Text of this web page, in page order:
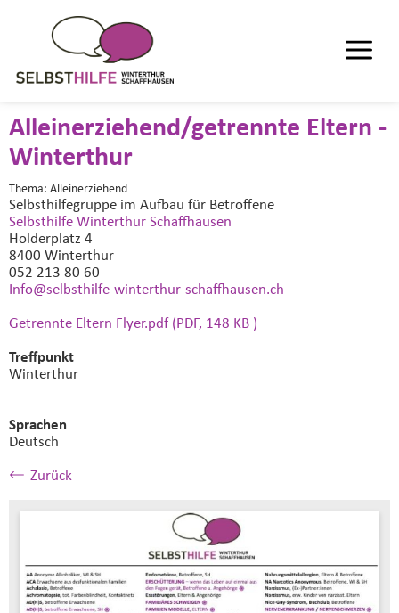
Alleinerziehend/getrennte Eltern -
Winterthur
Thema: Alleinerziehend
Selbsthilfegruppe im Aufbau für Betroffene
Selbsthilfe Winterthur Schaffhausen
Holderplatz 4
8400 Winterthur
052 213 80 60
Info@selbsthilfe-winterthur-schaffhausen.ch
Getrennte Eltern Flyer.pdf (PDF, 148 KB )
Treffpunkt
Winterthur
Sprachen
Deutsch
Zurück